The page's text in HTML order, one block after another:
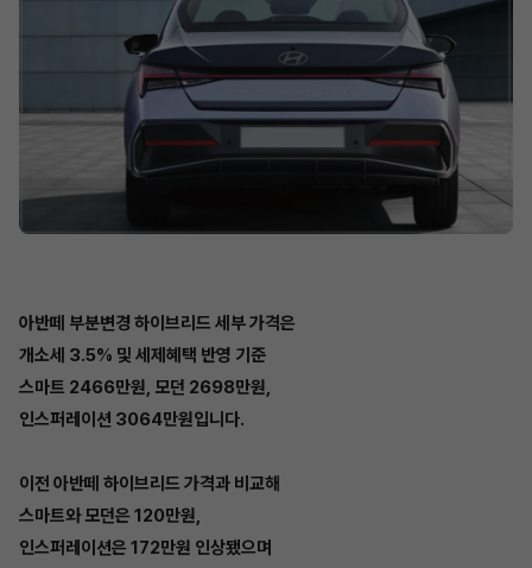
아반떼 부분변경 하이브리드 세부 가격은
개소세 3.5% 및 세제혜택 반영 기준
스마트 2466만원, 모던 2698만원,
인스퍼레이션 3064만원입니다.
이전 아반떼 하이브리드 가격과 비교해
스마트와 모던은 120만원,
인스퍼레이션은 172만원 인상됐으며